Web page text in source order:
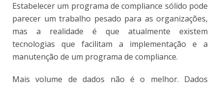
Estabelecer um programa de compliance sólido pode
parecer um trabalho pesado para as organizações,
mas a realidade é que atualmente existem
tecnologias que facilitam a implementação e a
manutenção de um programa de compliance.
Mais volume de dados não é o melhor. Dados